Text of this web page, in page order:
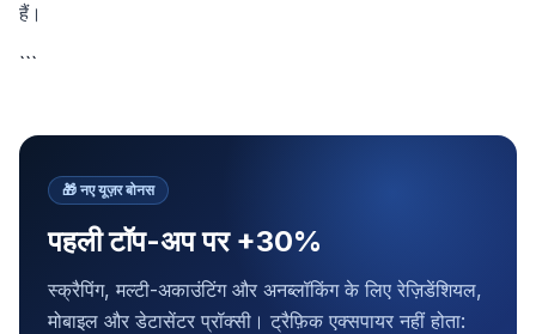
हैं।
```
🎁 नए यूज़र बोनस
पहली टॉप-अप पर +30%
स्क्रैपिंग, मल्टी-अकाउंटिंग और अनब्लॉकिंग के लिए रेज़िडेंशियल,
मोबाइल और डेटासेंटर प्रॉक्सी। ट्रैफ़िक एक्सपायर नहीं होता: